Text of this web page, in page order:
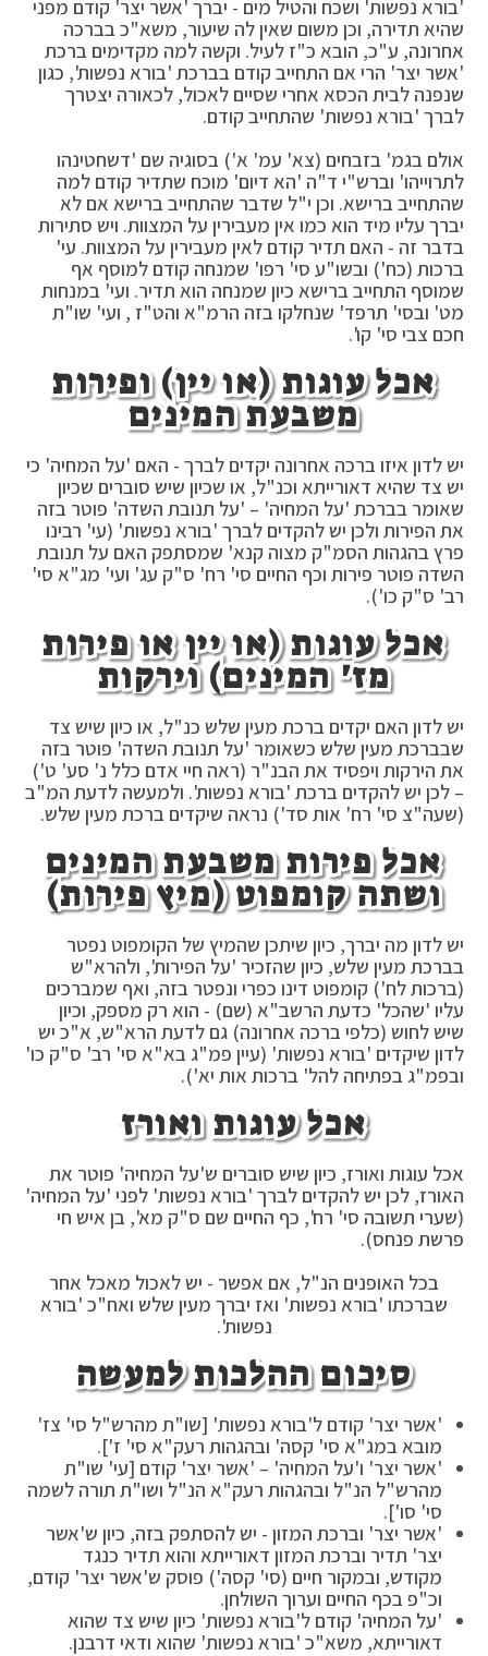
'בורא נפשות' ושכח והטיל מים - יברך 'אשר יצר' קודם מפני
שהיא תדירה, וכן משום שאין לה שיעור, משא"כ בברכה
אחרונה, ע"כ, הובא כ"ז לעיל. וקשה למה מקדימים ברכת
'אשר יצר' הרי אם התחייב קודם בברכת 'בורא נפשות', כגון
שנפנה לבית הכסא אחרי שסיים לאכול, לכאורה יצטרך
לברך 'בורא נפשות' שהתחייב קודם.
אולם בגמ' בזבחים (צא' עמ' א') בסוגיה שם 'דשחטינהו
לתרוייהו' וברש"י ד"ה 'הא דיום' מוכח שתדיר קודם למה
שהתחייב ברישא. וכן י"ל שדבר שהתחייב ברישא אם לא
יברך עליו מיד הוא כמו אין מעבירין על המצוות. ויש סתירות
בדבר זה - האם תדיר קודם לאין מעבירין על המצוות. עי'
ברכות (כח') ובשו"ע סי' רפו' שמנחה קודם למוסף אף
שמוסף התחייב ברישא כיון שמנחה הוא תדיר. ועי' במנחות
מט' ובסי' תרפד' שנחלקו בזה הרמ"א והט"ז , ועי' שו"ת
חכם צבי סי' קו'.
אכל עוגות (או יין) ופירות
משבעת המינים
יש לדון איזו ברכה אחרונה יקדים לברך - האם 'על המחיה' כי
יש צד שהיא דאורייתא וכנ"ל, או שכיון שיש סוברים שכיון
שאומר בברכת 'על המחיה' – 'על תנובת השדה' פוטר בזה
את הפירות ולכן יש להקדים לברך 'בורא נפשות' (עי' רבינו
פרץ בהגהות הסמ"ק מצוה קנא' שמסתפק האם על תנובת
השדה פוטר פירות וכף החיים סי' רח' ס"ק עג' ועי' מג"א סי'
רב' ס"ק כו').
אכל עוגות (או יין או פירות
מז' המינים) וירקות
יש לדון האם יקדים ברכת מעין שלש כנ"ל, או כיון שיש צד
שבברכת מעין שלש כשאומר 'על תנובת השדה' פוטר בזה
את הירקות ויפסיד את הבנ"ר (ראה חיי אדם כלל נ' סע' ט')
– לכן יש להקדים ברכת 'בורא נפשות'. ולמעשה לדעת המ"ב
(שעה"צ סי' רח' אות סד') נראה שיקדים ברכת מעין שלש.
אכל פירות משבעת המינים
ושתה קומפוט (מיץ פירות)
יש לדון מה יברך, כיון שיתכן שהמיץ של הקומפוט נפטר
בברכת מעין שלש, כיון שהזכיר 'על הפירות', ולהרא"ש
(ברכות לח') קומפוט דינו כפרי ונפטר בזה, ואף שמברכים
עליו 'שהכל' כדעת הרשב"א (שם) - הוא רק מספק, וכיון
שיש לחוש (כלפי ברכה אחרונה) גם לדעת הרא"ש, א"כ יש
לדון שיקדים 'בורא נפשות' (עיין פמ"ג בא"א סי' רב' ס"ק כו'
ובפמ"ג בפתיחה להל' ברכות אות יא').
אכל עוגות ואורז
אכל עוגות ואורז, כיון שיש סוברים ש'על המחיה' פוטר את
האורז, לכן יש להקדים לברך 'בורא נפשות' לפני 'על המחיה'
(שערי תשובה סי' רח', כף החיים שם ס"ק מא', בן איש חי
פרשת פנחס).
בכל האופנים הנ"ל, אם אפשר - יש לאכול מאכל אחר
שברכתו 'בורא נפשות' ואז יברך מעין שלש ואח"כ 'בורא
נפשות'.
סיכום ההלכות למעשה
'אשר יצר' קודם ל'בורא נפשות' [שו"ת מהרש"ל סי' צז'
מובא במג"א סי' קסה' ובהגהות רעק"א סי' ז'].
'אשר יצר' ו'על המחיה' – 'אשר יצר' קודם [עי' שו"ת
מהרש"ל הנ"ל ובהגהות רעק"א הנ"ל ושו"ת תורה לשמה
סי' סו'].
'אשר יצר' וברכת המזון - יש להסתפק בזה, כיון ש'אשר
יצר' תדיר וברכת המזון דאורייתא והוא תדיר כנגד
מקודש, ובמקור חיים (סי' קסה') פוסק ש'אשר יצר' קודם,
וכ"פ בכף החיים וערוך השולחן.
'על המחיה' קודם ל'בורא נפשות' כיון שיש צד שהוא
דאורייתא, משא"כ 'בורא נפשות' שהוא ודאי דרבנן.